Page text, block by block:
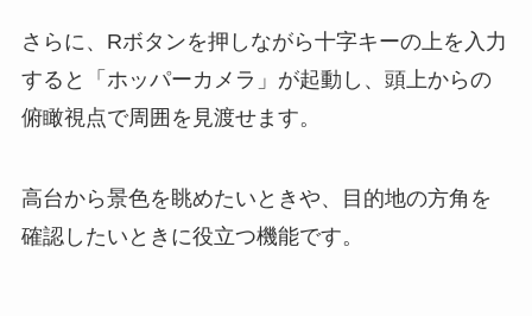
さらに、Rボタンを押しながら十字キーの上を入力
すると「ホッパーカメラ」が起動し、頭上からの
俯瞰視点で周囲を見渡せます。
高台から景色を眺めたいときや、目的地の方角を
確認したいときに役立つ機能です。